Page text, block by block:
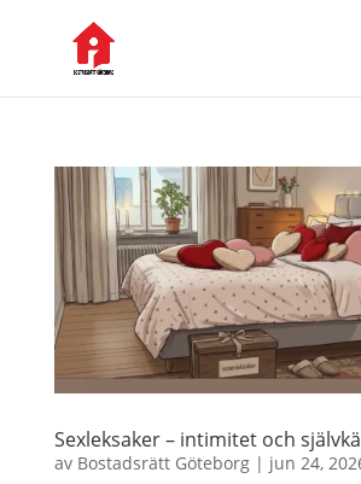
Sexleksaker – intimitet och
av Bostadsrätt Göteborg| jun 24,